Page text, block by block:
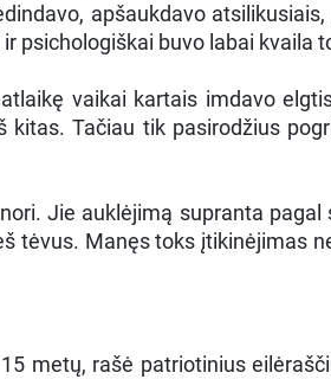
apšaukdavo
psichologiškai buvo labai kvaila
vaikai kartais imdavo
Tačiau tik pasirodžius
Jie auklėjimą supranta
tėvus. Manęs toks įtikinėjimas
metų, rašė patriotinius